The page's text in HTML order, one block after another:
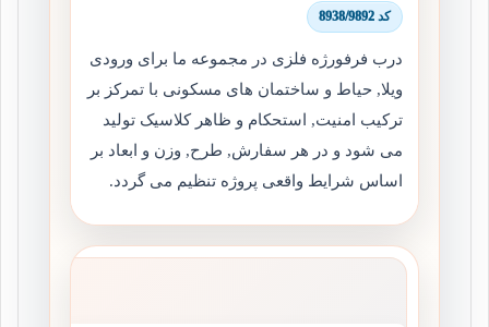
کد 8938/9892
درب فرفورژه فلزی در مجموعه ما برای ورودی
ویلا, حیاط و ساختمان های مسکونی با تمرکز بر
ترکیب امنیت, استحکام و ظاهر کلاسیک تولید
می شود و در هر سفارش, طرح, وزن و ابعاد بر
اساس شرایط واقعی پروژه تنظیم می گردد.